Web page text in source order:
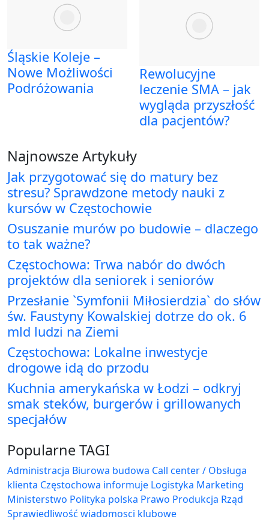
Śląskie Koleje –
Nowe Możliwości
Podróżowania
Rewolucyjne
leczenie SMA – jak
wygląda przyszłość
dla pacjentów?
Najnowsze Artykuły
Jak przygotować się do matury bez
stresu? Sprawdzone metody nauki z
kursów w Częstochowie
Osuszanie murów po budowie – dlaczego
to tak ważne?
Częstochowa: Trwa nabór do dwóch
projektów dla seniorek i seniorów
Przesłanie `Symfonii Miłosierdzia` do słów
św. Faustyny Kowalskiej dotrze do ok. 6
mld ludzi na Ziemi
Częstochowa: Lokalne inwestycje
drogowe idą do przodu
Kuchnia amerykańska w Łodzi – odkryj
smak steków, burgerów i grillowanych
specjałów
Popularne TAGI
Administracja Biurowa budowa Call center / Obsługa
klienta Częstochowa informuje Logistyka Marketing
Ministerstwo Polityka polska Prawo Produkcja Rząd
Sprawiedliwość wiadomosci klubowe